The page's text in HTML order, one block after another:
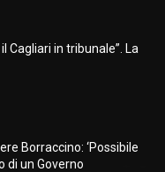
Cagliari in tribunale”. La
Borraccino: ‘Possibile
di un Governo